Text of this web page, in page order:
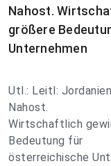
Nahost.
größere
Unternehmen
Utl.: Leitl:
Nahost.
Wirtschaftlich
Bedeutung für
österreichische